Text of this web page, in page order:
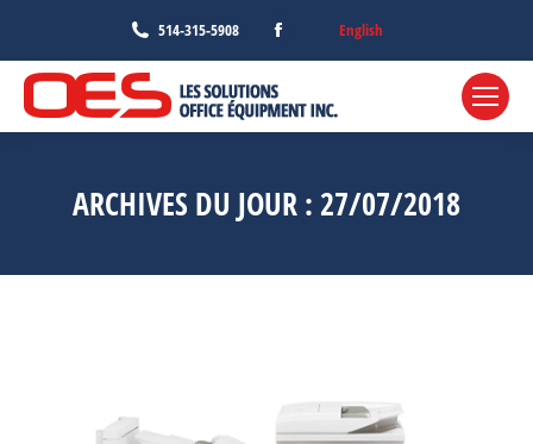
514-315-5908
Facebook
page
in
English
ARCHIVES DU JOUR : 27/07/2018